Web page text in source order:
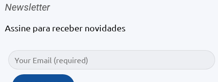
Newsletter
Assine para receber novidades